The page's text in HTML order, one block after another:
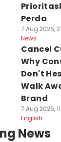
Perda
7 Aug 2026,
News
Cancel
Why
Don't
Walk
Brand
7 Aug 2026,
English
News